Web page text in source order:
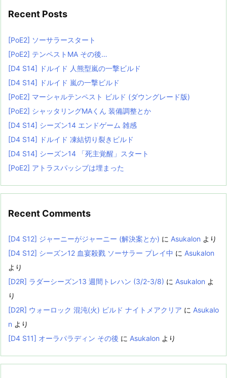
Recent Posts
[PoE2] ソーサラースタート
[PoE2] テンペストMA その後…
[D4 S14] ドルイド 人熊型嵐の一撃ビルド
[D4 S14] ドルイド 嵐の一撃ビルド
[PoE2] マーシャルテンペスト ビルド (ダウングレード版)
[PoE2] シャッタリングMAくん 装備調整とか
[D4 S14] シーズン14 エンドゲーム 雑感
[D4 S14] ドルイド 凍結切り裂きビルド
[D4 S14] シーズン14 「死主覚醒」スタート
[PoE2] アトラスパッシブは埋まった
Recent Comments
[D4 S12] ジャーニーがジャーニー (解決案とか) に Asukalon より
[D4 S12] シーズン12 血宴殺戮 ソーサラー プレイ中 に Asukalon
より
[D2R] ラダーシーズン13 週間トレハン (3/2-3/8) に Asukalon よ
り
[D2R] ウォーロック 混沌(火) ビルド ナイトメアクリア に Asukalo
n より
[D4 S11] オーラパラディン その後 に Asukalon より